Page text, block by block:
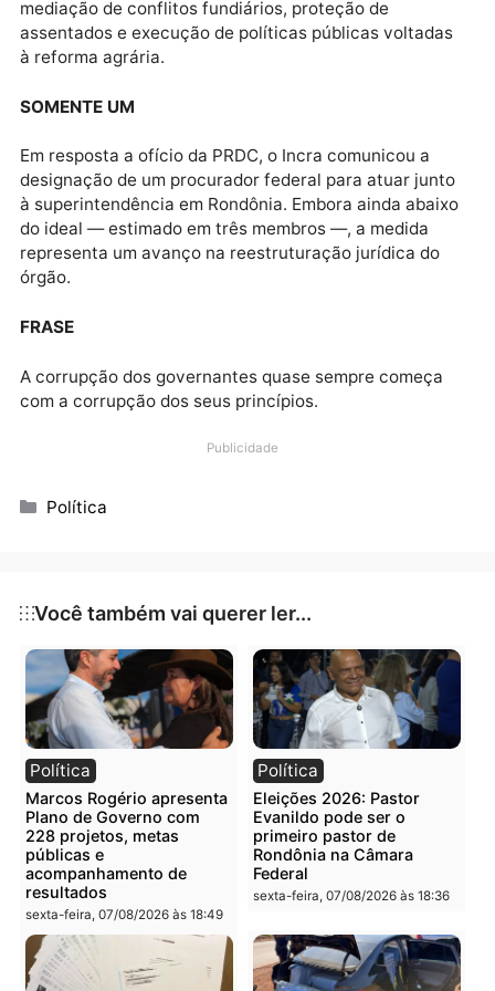
COBRANÇA
A medida ocorre após cobranças reiteradas da
Procuradoria Regional dos Direitos do Cidadão
diante da urgente necessidade de estrutura
para responder à alta demanda de conflitos agrários
COMPROMETIMENTO
Regional do Incra comprometia significativamente o
pareceres técnicos e a defesa jurídica do órgão.
Tal fragilidade vinha dificultando ações de interesse
mediação de conflitos fundiários, proteção de
assentados e execução de políticas públicas
à reforma agrária.
SOMENTE UM
Em resposta a ofício da PRDC, o Incra comunicou a
designação de um procurador federal para atuar
à superintendência em Rondônia. Embora ainda
do ideal — estimado em três membros —, a medida
representa um avanço na reestruturação jurídica do
órgão.